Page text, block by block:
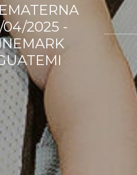
04/2025 -